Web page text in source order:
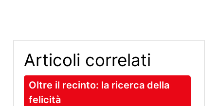
Articoli correlati
Oltre il recinto: la ricerca della
felicità